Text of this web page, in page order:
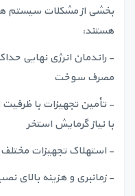
بخشی از مشکلات سیستم
هستند:
مصرف سوخت
- تأمین تجهیزات با ظرفیت
با نیاز گرمایش استخر
- استهلاک تجهیزات مختلف
- زمانبری و هزینه بالای